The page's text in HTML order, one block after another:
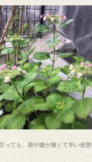
っても、肩や腰が痛くて辛い状